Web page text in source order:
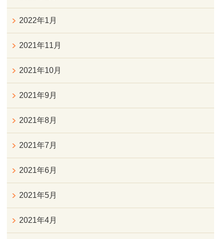
2022年1月
2021年11月
2021年10月
2021年9月
2021年8月
2021年7月
2021年6月
2021年5月
2021年4月